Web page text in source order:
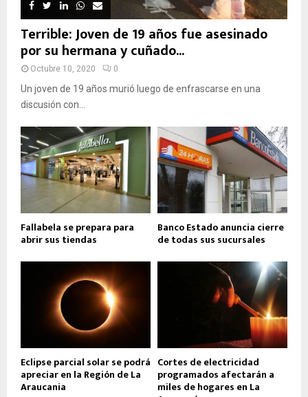
Terrible: Joven de 19 años fue asesinado
por su hermana y cuñado...
Octubre 10, 2020 0
Un joven de 19 años murió luego de enfrascarse en una
discusión con...
Fallabela se prepara para
abrir sus tiendas
Banco Estado anuncia cierre
de todas sus sucursales
Eclipse parcial solar se podrá
apreciar en la Región de La
Araucania
Cortes de electricidad
programados afectarán a
miles de hogares en La